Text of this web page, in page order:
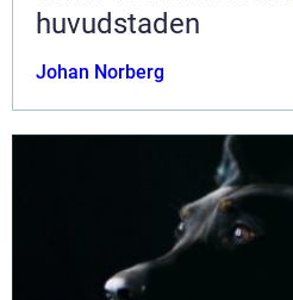
huvudstaden
Johan Norberg